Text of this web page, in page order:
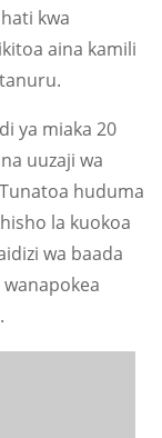
kwa
aina kamili
ya miaka 20
uuzaji wa
huduma
la kuokoa
wa baada